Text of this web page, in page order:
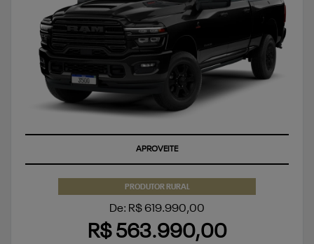
APROVEITE
PRODUTOR RURAL
De: R$ 619.990,00
R$ 563.990,00